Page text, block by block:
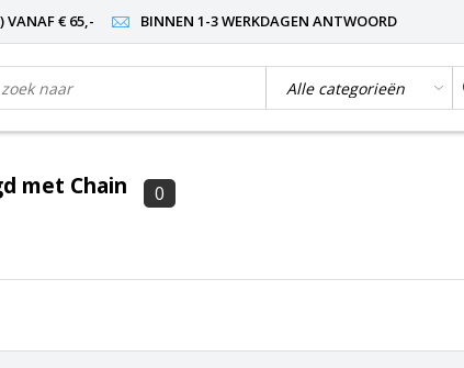
VANAF € 65,- BINNEN 1-3 WERKDAGEN ANTWOORD
met Chain 0